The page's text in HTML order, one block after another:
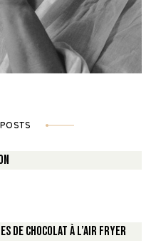
de Chocolat à l’air fryer